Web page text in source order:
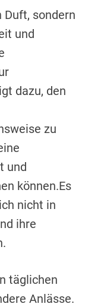
sondern
und
dazu, den
zu
und
können.Es
nicht in
ihre
täglichen
Anlässe.